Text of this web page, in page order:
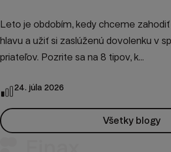
Leto je obdobím, kedy chceme
hlavu a užiť si zaslúženú dovolenku v
priateľov. Pozrite sa na 8 tipov, k...
24. júla 2026
Všetky blogy